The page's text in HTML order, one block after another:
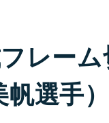
レー
選手）